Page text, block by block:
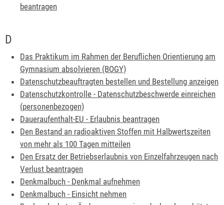
beantragen
D
Das Praktikum im Rahmen der Beruflichen Orientierung am
Gymnasium absolvieren (BOGY)
Datenschutzbeauftragten bestellen und Bestellung anzeigen
Datenschutzkontrolle - Datenschutzbeschwerde einreichen
(personenbezogen)
Daueraufenthalt-EU - Erlaubnis beantragen
Den Bestand an radioaktiven Stoffen mit Halbwertszeiten
von mehr als 100 Tagen mitteilen
Den Ersatz der Betriebserlaubnis von Einzelfahrzeugen nach
Verlust beantragen
Denkmalbuch - Denkmal aufnehmen
Denkmalbuch - Einsicht nehmen